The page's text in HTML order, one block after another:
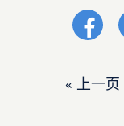
« 上一页